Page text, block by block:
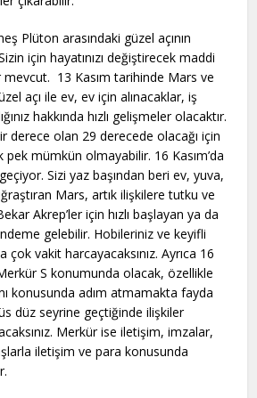
Plüton arasındaki güzel açının
için hayatınızı değiştirecek maddi
mevcut. 13 Kasım tarihinde Mars ve
açı ile ev, ev için alınacaklar, iş
hakkında hızlı gelişmeler olacaktır.
derece olan 29 derecede olacağı için
mümkün olmayabilir. 16 Kasım’da
Sizi yaz başından beri ev, yuva,
Mars, artık ilişkilere tutku ve
Akrep’ler için hızlı başlayan ya da
gelebilir. Hobileriniz ve keyifli
çok vakit harcayacaksınız. Ayrıca 16
S konumunda olacak, özellikle
konusunda adım atmamakta fayda
düz seyrine geçtiğinde ilişkiler
Merkür ise iletişim, imzalar,
iletişim ve para konusunda